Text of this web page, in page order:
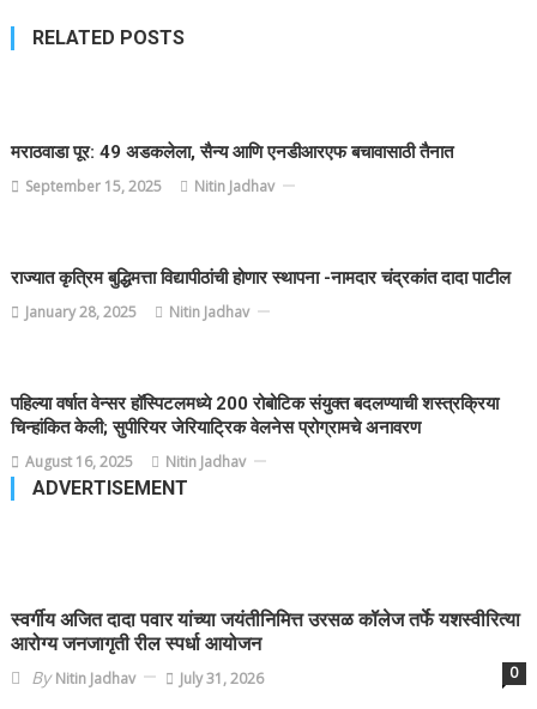
RELATED POSTS
मराठवाडा पूर: 49 अडकलेला, सैन्य आणि एनडीआरएफ बचावासाठी तैनात
September 15, 2025 Nitin Jadhav
राज्यात कृत्रिम बुद्धिमत्ता विद्यापीठांची होणार स्थापना -नामदार चंद्रकांत दादा पाटील
January 28, 2025 Nitin Jadhav
पहिल्या वर्षात वेन्सर हॉस्पिटलमध्ये 200 रोबोटिक संयुक्त बदलण्याची शस्त्रक्रिया
चिन्हांकित केली; सुपीरियर जेरियाट्रिक वेलनेस प्रोग्रामचे अनावरण
August 16, 2025 Nitin Jadhav
ADVERTISEMENT
स्वर्गीय अजित दादा पवार यांच्या जयंतीनिमित्त उरसळ कॉलेज तर्फे यशस्वीरित्या
आरोग्य जनजागृती रील स्पर्धा आयोजन
ByNitin Jadhav July 31, 2026 0